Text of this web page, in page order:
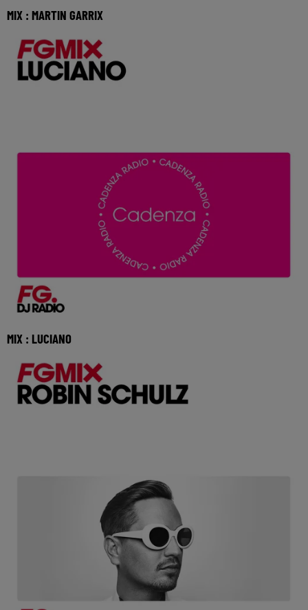
MIX : MARTIN GARRIX
🎧 Ecoutez Radio FG sur http://www.rad
MIX : LUCIANO
Ecoutez Radio FG sur http://www.radiofg.